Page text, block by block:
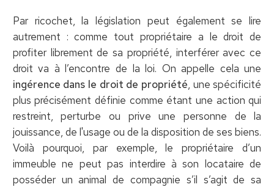
Par ricochet, la législation peut également se lire
autrement : comme tout propriétaire a le droit de
profiter librement de sa propriété, interférer avec ce
droit va à l’encontre de la loi. On appelle cela une
ingérence dans le droit de propriété, une spécificité
plus précisément définie comme étant une action qui
restreint, perturbe ou prive une personne de la
jouissance, de l'usage ou de la disposition de ses biens.
Voilà pourquoi, par exemple, le propriétaire d’un
immeuble ne peut pas interdire à son locataire de
posséder un animal de compagnie s’il s’agit de sa